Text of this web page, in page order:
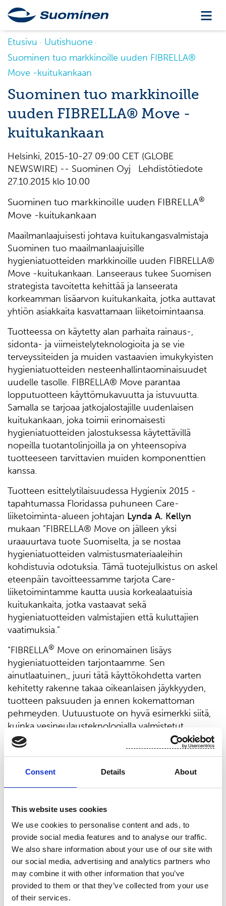
Consent Details About
This website uses cookies
We use cookies to personalise content and ads, to
provide social media features and to analyse our traffic.
We also share information about your use of our site with
our social media, advertising and analytics partners who
may combine it with other information that you’ve
provided to them or that they’ve collected from your use
of their services.
Etusivu
Uutishuone
Suominen tuo markkinoille uuden FIBRELLA®
Move -kuitukankaan
Suominen tuo markkinoille
uuden FIBRELLA® Move -
kuitukankaan
Helsinki, 2015-10-27 09:00 CET (GLOBE
NEWSWIRE) -- Suominen Oyj Lehdistötiedote
27.10.2015 klo 10.00
Suominen tuo markkinoille uuden FIBRELLA®
Move -kuitukankaan
Maailmanlaajuisesti johtava kuitukangasvalmistaja
Suominen tuo maailmanlaajuisille
hygieniatuotteiden markkinoille uuden FIBRELLA®
Move -kuitukankaan. Lanseeraus tukee Suomisen
strategista tavoitetta kehittää ja lanseerata
korkeamman lisäarvon kuitukankaita, jotka auttavat
yhtiön asiakkaita kasvattamaan liiketoimintaansa.
Tuotteessa on käytetty alan parhaita rainaus-,
sidonta- ja viimeistelyteknologioita ja se vie
terveyssiteiden ja muiden vastaavien imukykyisten
hygieniatuotteiden nesteenhallintaominaisuudet
uudelle tasolle. FIBRELLA® Move parantaa
lopputuotteen käyttömukavuutta ja istuvuutta.
Samalla se tarjoaa jatkojalostajille uudenlaisen
kuitukankaan, joka toimii erinomaisesti
hygieniatuotteiden jalostuksessa käytettävillä
nopeilla tuotantolinjoilla ja on yhteensopiva
tuotteeseen tarvittavien muiden komponenttien
kanssa.
Tuotteen esittelytilaisuudessa Hygienix 2015 -
tapahtumassa Floridassa puhuneen Care-
liiketoiminta-alueen johtajan Lynda A. Kellyn
mukaan ”FIBRELLA® Move on jälleen yksi
uraauurtava tuote Suomiselta, ja se nostaa
hygieniatuotteiden valmistusmateriaaleihin
kohdistuvia odotuksia. Tämä tuotejulkistus on askel
eteenpäin tavoitteessamme tarjota Care-
liiketoimintamme kautta uusia korkealaatuisia
kuitukankaita, jotka vastaavat sekä
hygieniatuotteiden valmistajien että kuluttajien
vaatimuksia.”
“FIBRELLA® Move on erinomainen lisäys
hygieniatuotteiden tarjontaamme. Sen
ainutlaatuinen,, juuri tätä käyttökohdetta varten
kehitetty rakenne takaa oikeanlaisen jäykkyyden,
tuotteen paksuuden ja ennen kokemattoman
pehmeyden. Uutuustuote on hyvä esimerkki siitä,
kuinka vesineulausteknologialla valmistetut
kuitukankaat erottavat meidät kilpailijoista.
Tuotteemme kyky kerätä nopeasti nestettä ja sen
tuotejulkistuksesta erittäin kiehtovan”, kertoo
tuotepäällikköMarjo Kuisma.
Lisätietoja:
Tuotepäällikkö Marjo Kuisma, p. 050 385 6532,
hygiene@suominencorp.com
Suominen lyhyesti
Suominen valmistaa kuitukankaita rullatavarana
pyyhintä- ja hygieniatuotteisiin sekä